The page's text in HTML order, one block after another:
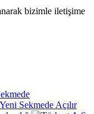
bizimle iletişime
Yeni Sekmede Açılır